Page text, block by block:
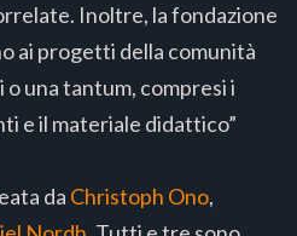
Inoltre, la fondazione
ai progetti della comunità
una tantum, compresi i
e il materiale didattico”
da Christoph Ono,